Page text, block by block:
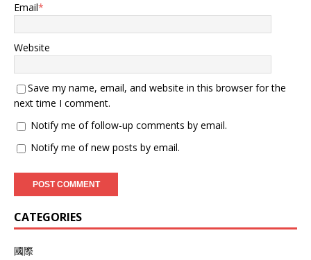
Email*
Website
Save my name, email, and website in this browser for the
next time I comment.
Notify me of follow-up comments by email.
Notify me of new posts by email.
CATEGORIES
國際